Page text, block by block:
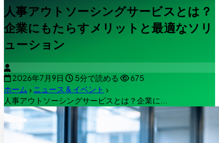
人事アウトソーシングサービスとは？
企業にもたらすメリットと最適なソリ
ューション
2026年7月9日 5分で読める
675
ホーム
ニュース & イベント
人事アウトソーシングサービスとは？企業に...